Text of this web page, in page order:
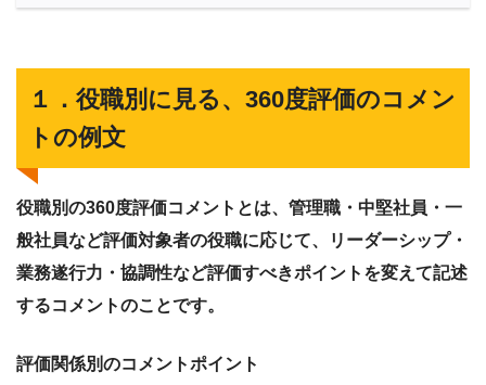
１．役職別に見る、360度評価のコメン
トの例文
役職別の360度評価コメントとは、管理職・中堅社員・一
般社員など評価対象者の役職に応じて、リーダーシップ・
業務遂行力・協調性など評価すべきポイントを変えて記述
するコメントのことです。
評価関係別のコメントポイント